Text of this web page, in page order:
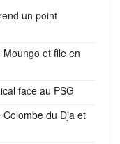
un point
et file en
face au PSG
Colombe du Dja et